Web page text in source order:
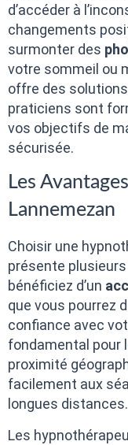
d’accéder à
changements
surmonter des
votre sommeil ou
offre des
praticiens sont
vos objectifs de
sécurisée.
Les
Lannemezan
Choisir une
présente plusieurs
bénéficiez d’un
que vous pourrez
confiance avec
fondamental pour
proximité
facilement aux
longues distances.
Les